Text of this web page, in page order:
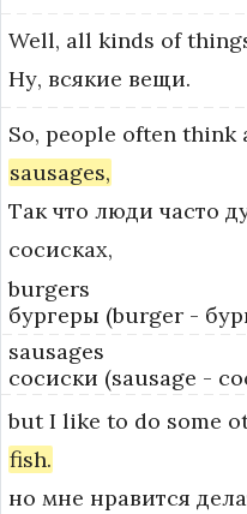
Well, all kinds of
Ну, всякие вещи.
So, people often think
sausages,
Так что люди часто
сосисках,
burgers
бургеры (burger -
sausages
сосиски (sausage -
but I like to do some
fish.
но мне нравится